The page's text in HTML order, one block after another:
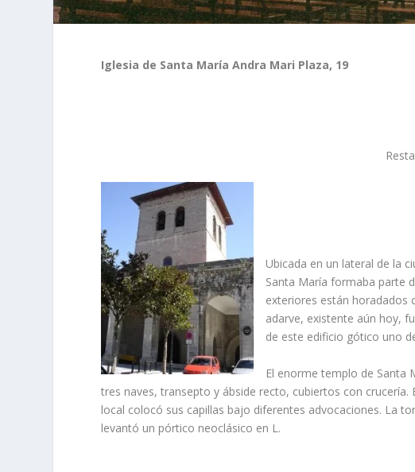
Iglesia de Santa Marí­a Andra Mari Plaza, 19
Ubicada en un lateral de la
Santa Marí­a formaba parte
exteriores están horadados
adarve, existente aún hoy,
de este edificio gótico uno
El enorme templo de Santa
tres naves, transepto y ábside recto, cubiertos con
local colocó sus capillas bajo diferentes advocaciones. La
levantó un pórtico neoclásico en L.